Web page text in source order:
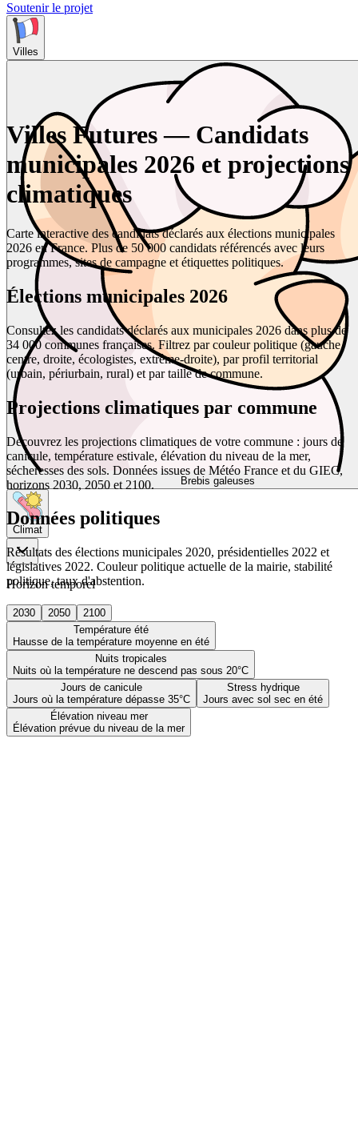
Soutenir le projet
Villes
Brebis galeuses
Climat
Horizon temporel
2030 2050
2100
Température été
Hausse de la température moyenne en été
Nuits tropicales
Nuits où la température ne descend pas sous 20°C
Jours de canicule
Jours où la température dépasse 35°C
Stress hydrique
Jours avec sol sec en été
Élévation niveau mer
Élévation prévue du niveau de la mer
Villes Futures — Candidats
municipales 2026 et projections
climatiques
Carte interactive des candidats déclarés aux élections municipales
2026 en France. Plus de 50 000 candidats référencés avec leurs
programmes, sites de campagne et étiquettes politiques.
Élections municipales 2026
Consultez les candidats déclarés aux municipales 2026 dans plus de
34 000 communes françaises. Filtrez par couleur politique (gauche,
centre, droite, écologistes, extrême-droite), par profil territorial
(urbain, périurbain, rural) et par taille de commune.
Projections climatiques par commune
Découvrez les projections climatiques de votre commune : jours de
canicule, température estivale, élévation du niveau de la mer,
sécheresses des sols. Données issues de Météo France et du GIEC,
horizons 2030, 2050 et 2100.
Données politiques
Résultats des élections municipales 2020, présidentielles 2022 et
législatives 2022. Couleur politique actuelle de la mairie, stabilité
politique, taux d'abstention.